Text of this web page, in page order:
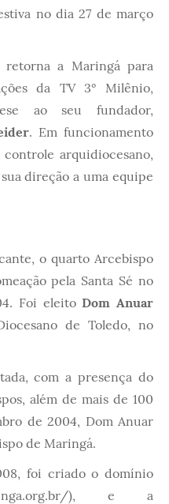
no dia 27 de março
retorna a Maringá para
da TV 3° Milênio,
ao seu fundador,
. Em funcionamento
controle arquidiocesano,
direção a uma equipe
o quarto Arcebispo
pela Santa Sé no
Foi eleitoDom Anuar
de Toledo, no
com a presença do
além de mais de 100
de 2004, Dom Anuar
de Maringá.
foi criado o domínio
), e a